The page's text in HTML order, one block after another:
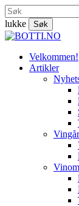
Skip
to
main
content
lukke
Søk
Close
search
Menu
Velkommen!
Artikler